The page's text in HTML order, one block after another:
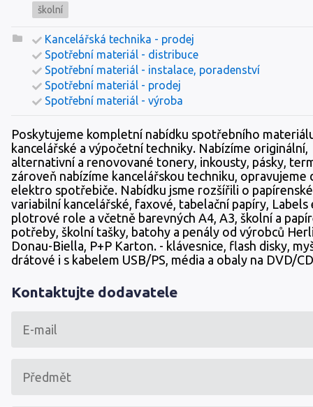
školní
Kancelářská technika - prodej
Spotřební materiál - distribuce
Spotřební materiál - instalace, poradenství
Spotřební materiál - prodej
Spotřební materiál - výroba
Poskytujeme kompletní nabídku spotřebního
kancelářské a výpočetní techniky. Nabízíme originální,
alternativní a renovované tonery, inkousty, pásky,
zároveň nabízíme kancelářskou techniku, opravujeme
elektro spotřebiče. Nabídku jsme rozšířili o
variabilní kancelářské, faxové, tabelační papíry,
plotrové role a včetně barevných A4, A3, školní a
potřeby, školní tašky, batohy a penály od výrobců
Donau-Biella, P+P Karton. - klávesnice, flash disky,
drátové i s kabelem USB/PS, média a obaly na DVD/CD
Kontaktujte dodavatele